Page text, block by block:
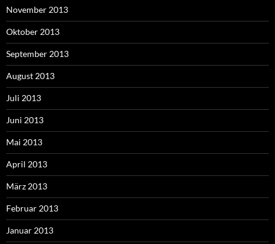
November 2013
Oktober 2013
September 2013
August 2013
Juli 2013
Juni 2013
Mai 2013
April 2013
März 2013
Februar 2013
Januar 2013